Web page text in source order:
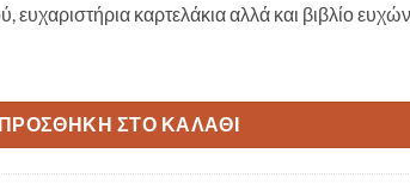
ευχαριστήρια καρτελάκια αλλά και βιβλίο ευχών.
ΠΡΟΣΘΉΚΗ ΣΤΟ ΚΑΛΆΘΙ